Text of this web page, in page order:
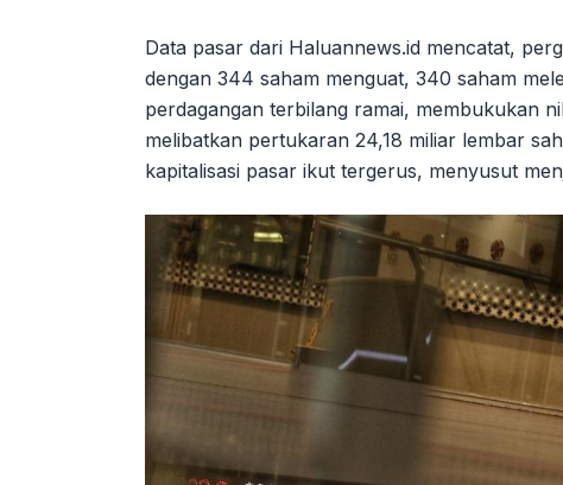
Data pasar dari Haluannews.id mencatat,
dengan 344 saham menguat, 340 saham
perdagangan terbilang ramai, membukukan
melibatkan pertukaran 24,18 miliar lembar
kapitalisasi pasar ikut tergerus, menyusut